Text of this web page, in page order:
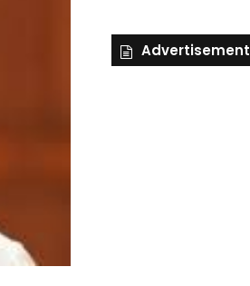
Advertisement